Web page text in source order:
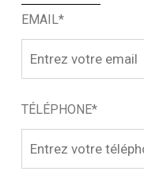
EMAIL*
TÉLÉPHONE*